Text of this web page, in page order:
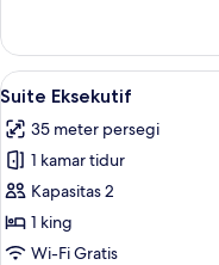
Suite
Junior
Lihat
semua
foto
untuk
Suite
Eksekutif
4
Suite Eksekutif
35 meter persegi
1 kamar tidur
Kapasitas 2
1 king
Wi-Fi Gratis